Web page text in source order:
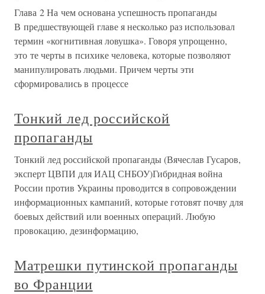
Глава 2 На чем основана успешность пропаганды
В предшествующей главе я несколько раз использовал
термин «когнитивная ловушка». Говоря упрощенно,
это те черты в психике человека, которые позволяют
манипулировать людьми. Причем черты эти
сформировались в процессе
Тонкий лед российской
пропаганды
Тонкий лед российской пропаганды (Вячеслав Гусаров,
эксперт ЦВПИ для ИАЦ СНБОУ)Гибридная война
России против Украины проводится в сопровождении
информационных кампаний, которые готовят почву для
боевых действий или военных операций. Любую
провокацию, дезинформацию,
Матрешки путинской пропаганды
во Франции